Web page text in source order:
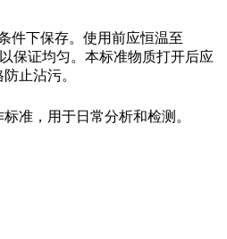
件下保存。使用前应恒温至
保证均匀。本标准物质打开后应
止沾污。
准，用于日常分析和检测。